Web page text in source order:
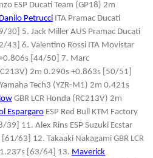
ESP Ducati Team (GP18) 2m
Danilo Petrucci ITA Pramac Ducati
30] 5. Jack Miller AUS Pramac Ducati
43] 6. Valentino Rossi ITA Movistar
[44/50] 7. Marc
2m 0.290s +0.863s [50/51]
Tech3 (YZR-M1) 2m 0.421s
GBR LCR Honda (RC213V) 2m
Espargaro ESP Red Bull KTM Factory
11. Alex Rins ESP Suzuki Ecstar
63] 12. Takaaki Nakagami GBR LCR
[63/64] 13. Maverick